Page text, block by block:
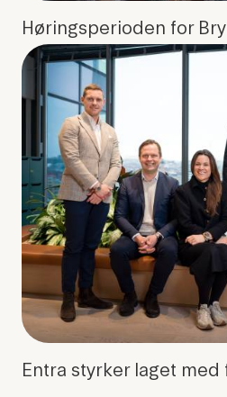
Høringsperioden for
Entra styrker laget